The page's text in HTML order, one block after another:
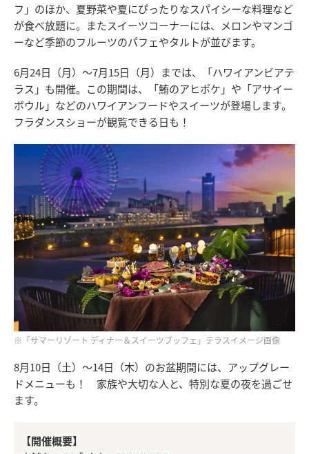
フ」のほか、夏野菜や夏にぴったりなスパイシーな料理など
が食べ放題に。またスイーツコーナーには、メロンやマンゴ
ーなど季節のフルーツのパフェやタルトが並びます。
6月24日（月）～7月15日（月）までは、「ハワイアンビアテ
ラス」も開催。この期間は、「鮪のアヒポケ」や「アサイー
ボウル」などのハワイアンフードやスイーツが登場します。
フラダンスショーが観覧できる日も！
※「サマーリゾート ディナー＆スイーツブッフェ」テラスイメージ画像
8月10日（土）～14日（木）のお盆期間には、アップグレー
ドメニューも！ 家族や大切な人と、特別な夏の夜を過ごせ
ます。
【開催概要】